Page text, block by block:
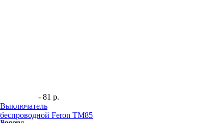
- 81 р.
Выключатель
беспроводной Feron TM85